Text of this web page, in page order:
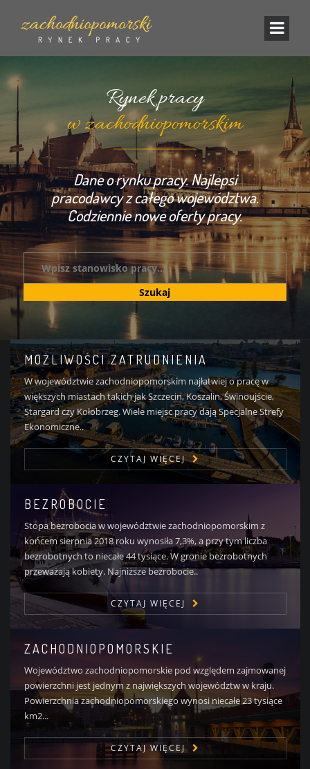
Rynek pracy
w zachodniopomorskim
Dane o rynku pracy. Najlepsi
pracodawcy z całego województwa.
Codziennie nowe oferty pracy.
MOŻLIWOŚCI ZATRUDNIENIA
W województwie zachodniopomorskim najłatwiej o pracę w
większych miastach takich jak Szczecin, Koszalin, Świnoujście,
Stargard czy Kołobrzeg. Wiele miejsc pracy dają Specjalne Strefy
Ekonomiczne..
CZYTAJ WIĘCEJ
BEZROBOCIE
Stopa bezrobocia w województwie zachodniopomorskim z
końcem sierpnia 2018 roku wynosiła 7,3%, a przy tym liczba
bezrobotnych to niecałe 44 tysiące. W gronie bezrobotnych
przeważają kobiety. Najniższe bezrobocie..
CZYTAJ WIĘCEJ
ZACHODNIOPOMORSKIE
Województwo zachodniopomorskie pod względem zajmowanej
powierzchni jest jednym z największych województw w kraju.
Powierzchnia zachodniopomorskiego wynosi niecałe 23 tysiące
km2...
CZYTAJ WIĘCEJ